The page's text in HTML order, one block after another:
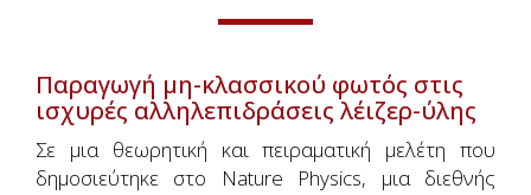
Παραγωγή μη-κλασσικού φωτός στις
ισχυρές αλληλεπιδράσεις λέιζερ-ύλης
Σε μια θεωρητική και πειραματική μελέτη που
δημοσιεύτηκε στο Nature Physics, μια διεθνής